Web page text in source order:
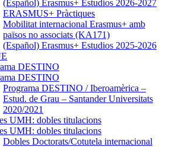
(Español) Erasmus+ Estudios 2026-2027
ERASMUS+ Pràctiques
Mobilitat internacional Erasmus+ amb
països no associats (KA171)
(Español) Erasmus+ Estudios 2025-2026
DESTINO
DESTINO
Programa DESTINO / Iberoamèrica –
Estud. de Grau – Santander Universitats
2020/2021
UMH: dobles titulacions
UMH: dobles titulacions
Dobles Doctorats/Cotutela internacional